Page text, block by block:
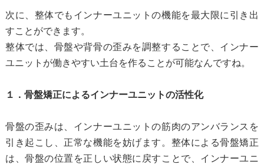
次に、整体でもインナーユニットの機能を最大限に引き出
すことができます。
整体では、骨盤や背骨の歪みを調整することで、インナー
ユニットが働きやすい土台を作ることが可能なんですね。
１．骨盤矯正によるインナーユニットの活性化
骨盤の歪みは、インナーユニットの筋肉のアンバランスを
引き起こし、正常な機能を妨げます。整体による骨盤矯正
は、骨盤の位置を正しい状態に戻すことで、インナーユニ